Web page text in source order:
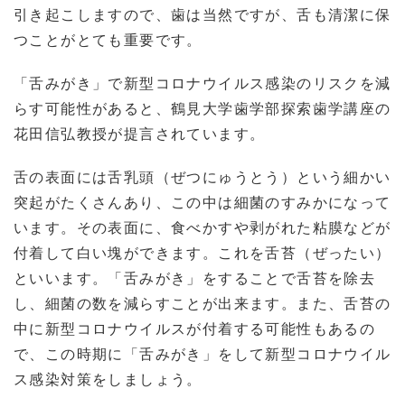
引き起こしますので、歯は当然ですが、舌も清潔に保
つことがとても重要です。
「舌みがき」で新型コロナウイルス感染のリスクを減
らす可能性があると、鶴見大学歯学部探索歯学講座の
花田信弘教授が提言されています。
舌の表面には舌乳頭（ぜつにゅうとう）という細かい
突起がたくさんあり、この中は細菌のすみかになって
います。その表面に、食べかすや剥がれた粘膜などが
付着して白い塊ができます。これを舌苔（ぜったい）
といいます。「舌みがき」をすることで舌苔を除去
し、細菌の数を減らすことが出来ます。また、舌苔の
中に新型コロナウイルスが付着する可能性もあるの
で、この時期に「舌みがき」をして新型コロナウイル
ス感染対策をしましょう。